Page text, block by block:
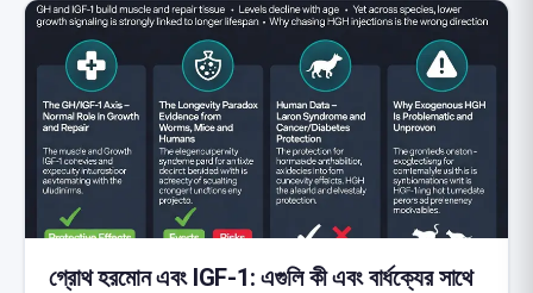
গ্রোথ হরমোন এবং IGF-1: এগুলি কী এবং বার্ধক্যের সাথে